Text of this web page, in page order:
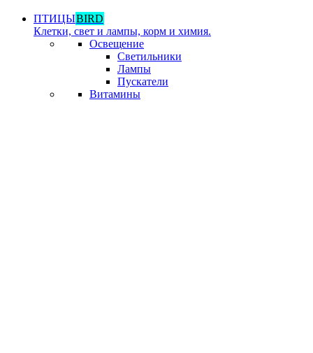
ПТИЦЫBIRD
Клетки, свет и лампы, корм и химия.
Освещение
Светильники
Лампы
Пускатели
Витамины